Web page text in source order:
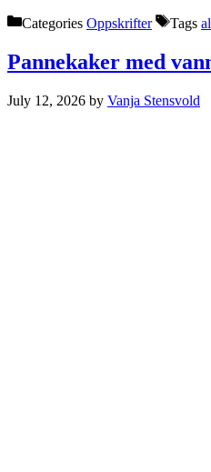
Categories Oppskrifter Tags
Pannekaker med
July 12, 2026 by Vanja Stensvold